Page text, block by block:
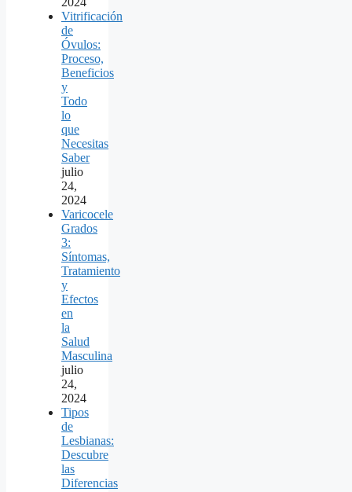
Vitrificación
de
Óvulos:
Proceso,
Beneficios
y
Todo
lo
que
Necesitas
Saber
julio
24,
2024
Varicocele
Grados
3:
Síntomas,
Tratamiento
y
Efectos
en
la
Salud
Masculina
julio
24,
2024
Tipos
de
Lesbianas:
Descubre
las
Diferencias